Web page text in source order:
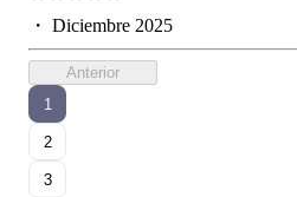
・ Diciembre 2025
Anterior
1
2
3